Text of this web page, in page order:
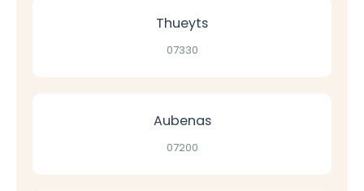
Thueyts
07330
Aubenas
07200